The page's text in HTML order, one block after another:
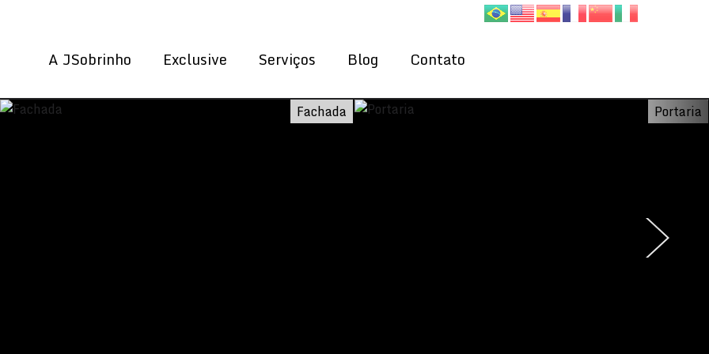
Contato
Blog
Serviços
Exclusive
A JSobrinho
Fachada Portaria
›